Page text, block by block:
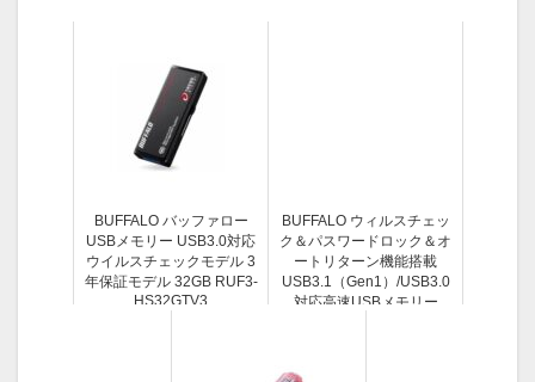
BUFFALO バッファロー
USBメモリー USB3.0対応
ウイルスチェックモデル 3
年保証モデル 32GB RUF3-
HS32GTV3
BUFFALO ウィルスチェッ
ク＆パスワードロック＆オ
ートリターン機能搭載
USB3.1（Gen1）/USB3.0
対応高速USBメモリー